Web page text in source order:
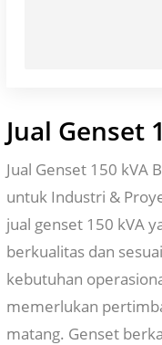
Jual Genset
Jual Genset 150 kVA
untuk Industri &
jual genset 150 kVA
berkualitas dan
kebutuhan
memerlukan
matang. Genset